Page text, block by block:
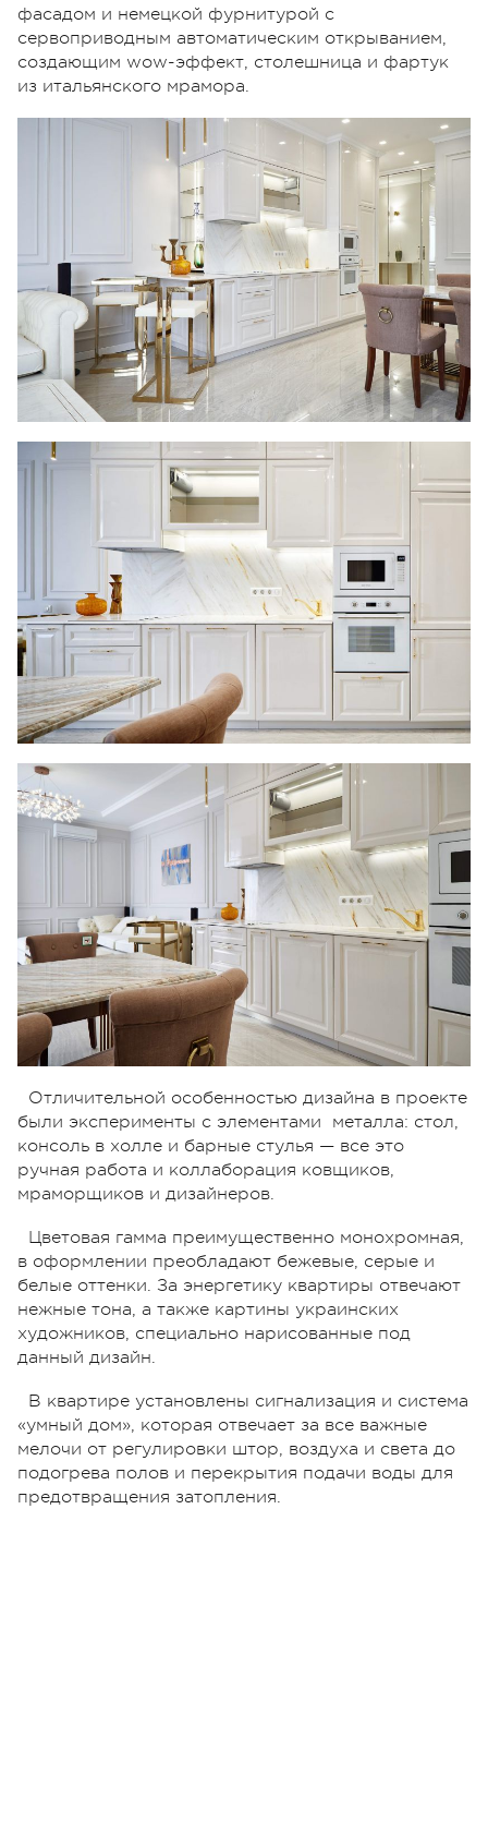
фасадом и немецкой фурнитурой с
сервоприводным автоматическим открыванием,
создающим wow-эффект, столешница и фартук
из итальянского мрамора.
Отличительной особенностью дизайна в проекте
были эксперименты с элементами металла: стол,
консоль в холле и барные стулья — все это
ручная работа и коллаборация ковщиков,
мраморщиков и дизайнеров.
Цветовая гамма преимущественно монохромная,
в оформлении преобладают бежевые, серые и
белые оттенки. За энергетику квартиры отвечают
нежные тона, а также картины украинских
художников, специально нарисованные под
данный дизайн.
В квартире установлены сигнализация и система
«умный дом», которая отвечает за все важные
мелочи от регулировки штор, воздуха и света до
подогрева полов и перекрытия подачи воды для
предотвращения затопления.